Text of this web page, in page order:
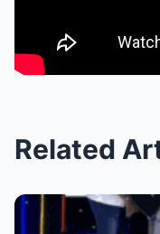
Related